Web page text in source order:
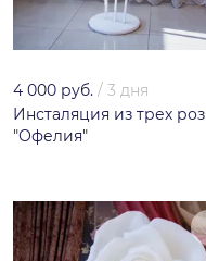
4 000 руб. / 3 дня
Инсталяция из трех роз
"Офелия"